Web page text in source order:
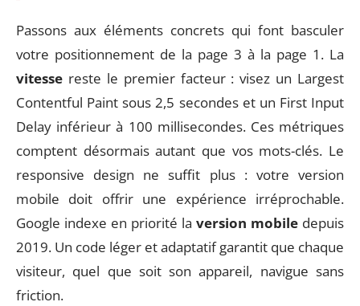
Passons aux éléments concrets qui font basculer
votre positionnement de la page 3 à la page 1. La
vitesse reste le premier facteur : visez un Largest
Contentful Paint sous 2,5 secondes et un First Input
Delay inférieur à 100 millisecondes. Ces métriques
comptent désormais autant que vos mots-clés. Le
responsive design ne suffit plus : votre version
mobile doit offrir une expérience irréprochable.
Google indexe en priorité la version mobile depuis
2019. Un code léger et adaptatif garantit que chaque
visiteur, quel que soit son appareil, navigue sans
friction.